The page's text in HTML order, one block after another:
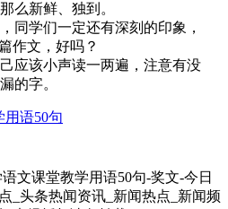
么新鲜、独到。
们一定还有深刻的印象，
作文，好吗？
小声读一两遍，注意有没
的字。
用语50句
语文课堂教学用语50句-奖文-今日
_头条热闻资讯_新闻热点_新闻频